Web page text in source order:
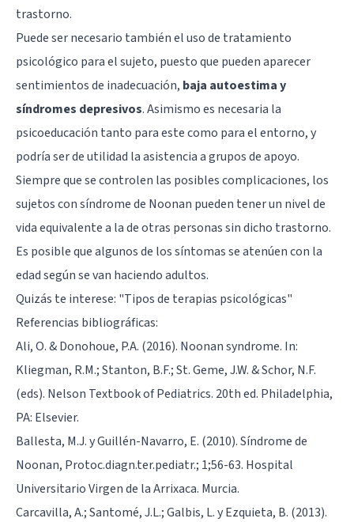
trastorno.
Puede ser necesario también el uso de tratamiento
psicológico para el sujeto, puesto que pueden aparecer
sentimientos de inadecuación, baja autoestima y
síndromes depresivos. Asimismo es necesaria la
psicoeducación tanto para este como para el entorno, y
podría ser de utilidad la asistencia a grupos de apoyo.
Siempre que se controlen las posibles complicaciones, los
sujetos con síndrome de Noonan pueden tener un nivel de
vida equivalente a la de otras personas sin dicho trastorno.
Es posible que algunos de los síntomas se atenúen con la
edad según se van haciendo adultos.
Quizás te interese: "Tipos de terapias psicológicas"
Referencias bibliográficas:
Ali, O. & Donohoue, P.A. (2016). Noonan syndrome. In:
Kliegman, R.M.; Stanton, B.F.; St. Geme, J.W. & Schor, N.F.
(eds). Nelson Textbook of Pediatrics. 20th ed. Philadelphia,
PA: Elsevier.
Ballesta, M.J. y Guillén-Navarro, E. (2010). Síndrome de
Noonan, Protoc.diagn.ter.pediatr.; 1;56-63. Hospital
Universitario Virgen de la Arrixaca. Murcia.
Carcavilla, A.; Santomé, J.L.; Galbis, L. y Ezquieta, B. (2013).